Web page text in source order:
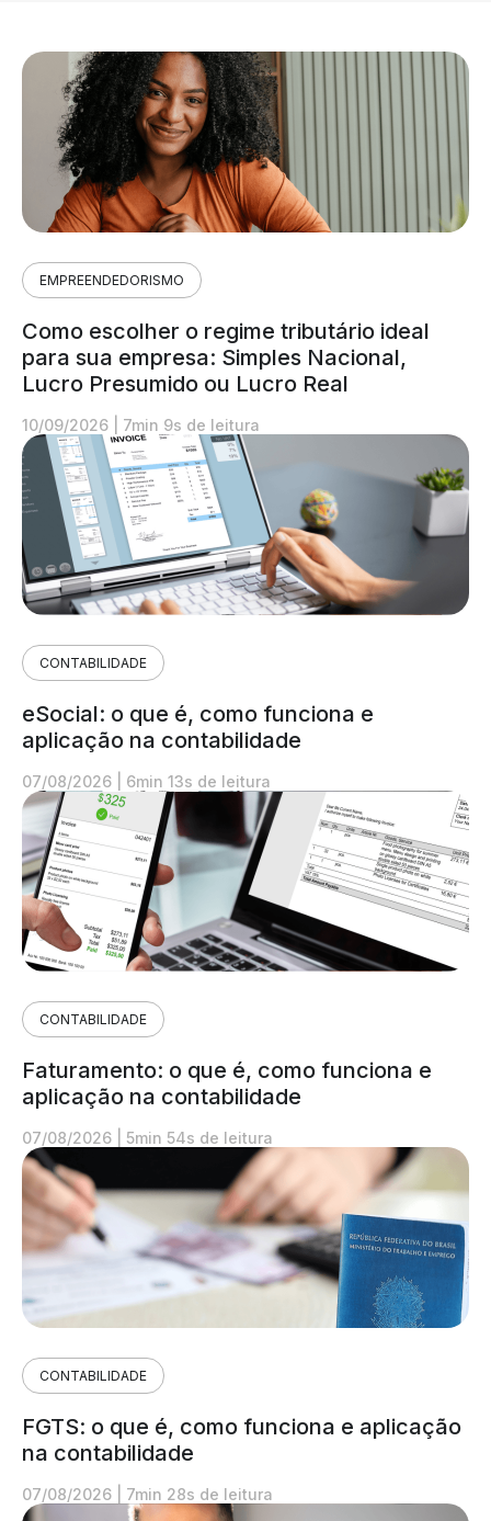
EMPREENDEDORISMO
Como escolher o regime tributário ideal
para sua empresa: Simples Nacional,
Lucro Presumido ou Lucro Real
10/09/2026 7min 9s de leitura
CONTABILIDADE
eSocial: o que é, como funciona e
aplicação na contabilidade
07/08/2026 6min 13s de leitura
CONTABILIDADE
Faturamento: o que é, como funciona e
aplicação na contabilidade
07/08/2026 5min 54s de leitura
CONTABILIDADE
FGTS: o que é, como funciona e aplicação
na contabilidade
07/08/2026 7min 28s de leitura